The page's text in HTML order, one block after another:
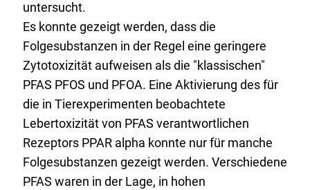
untersucht.
Es konnte gezeigt werden, dass die
Folgesubstanzen in der Regel eine geringere
Zytotoxizität aufweisen als die "klassischen"
PFAS PFOS und PFOA. Eine Aktivierung des für
die in Tierexperimenten beobachtete
Lebertoxizität von PFAS verantwortlichen
Rezeptors PPAR alpha konnte nur für manche
Folgesubstanzen gezeigt werden. Verschiedene
PFAS waren in der Lage, in hohen